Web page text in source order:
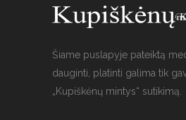
Šiame puslapyje pateiktą
dauginti, platinti galima tik
„Kupiškėnų mintys“ sutikimą.